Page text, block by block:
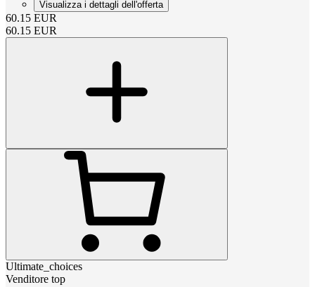
Visualizza i dettagli dell'offerta
60.15 EUR
60.15 EUR
Ultimate_choices
Venditore top